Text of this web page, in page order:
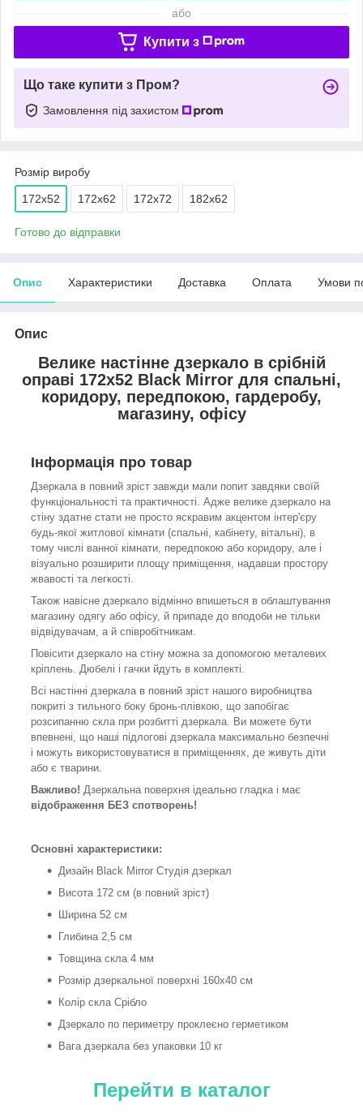
або
Купити з
Що таке купити з Пром?
Замовлення під захистом
Розмір виробу
172х52 172х62 172х72 182х62
Готово до відправки
Опис Характеристики Доставка Оплата Умови
Опис
Велике настінне дзеркало в срібній
оправі 172х52 Black Mirror для спальні,
коридору, передпокою, гардеробу,
магазину, офісу
Інформація про товар
Дзеркала в повний зріст завжди мали попит завдяки своїй
функціональності та практичності. Адже велике дзеркало на
стіну здатне стати не просто яскравим акцентом інтер'єру
будь-якої житлової кімнати (спальні, кабінету, вітальні), в
тому числі ванної кімнати, передпокою або коридору, але і
візуально розширити площу приміщення, надавши простору
жвавості та легкості.
Також навісне дзеркало відмінно впишеться в облаштування
магазину одягу або офісу, й припаде до вподоби не тільки
відвідувачам, а й співробітникам.
Повісити дзеркало на стіну можна за допомогою металевих
кріплень. Дюбелі і гачки йдуть в комплекті.
Всі настінні дзеркала в повний зріст нашого виробництва
покриті з тильного боку бронь-плівкою, що запобігає
розсипанню скла при розбитті дзеркала. Ви можете бути
впевнені, що наші підлогові дзеркала максимально безпечні
і можуть використовуватися в приміщеннях, де живуть діти
або є тварини.
Важливо! Дзеркальна поверхня ідеально гладка і має
відображення БЕЗ спотворень!
Основні характеристики:
Дизайн Black Mirror Студія дзеркал
Висота 172 см (в повний зріст)
Ширина 52 см
Глибина 2,5 см
Товщина скла 4 мм
Розмір дзеркальної поверхні 160х40 см
Колір скла Срібло
Дзеркало по периметру проклеєно герметиком
Вага дзеркала без упаковки 10 кг
Перейти в каталог